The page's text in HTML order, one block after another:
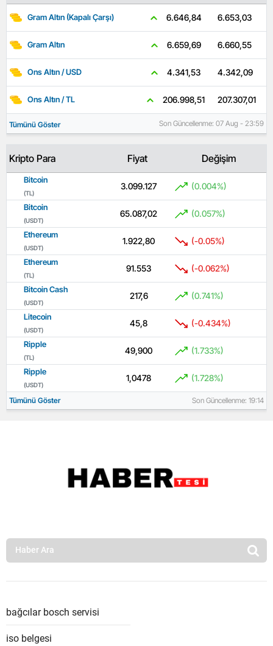
Gram Altın (Kapalı Çarşı) 6.646,84 6.653,03
Gram Altın 6.659,69 6.660,55
Ons Altın / USD 4.341,53 4.342,09
Ons Altın / TL 206.998,51 207.307,01
Tümünü Göster Son Güncellenme: 07 Aug - 23:59
Kripto Para Fiyat Değişim
Bitcoin
(TL)
3.099.127 (0.004%)
Bitcoin
(USDT)
65.087,02 (0.057%)
Ethereum
(USDT)
1.922,80 (-0.05%)
Ethereum
(TL)
91.553 (-0.062%)
Bitcoin Cash
(USDT)
217,6 (0.741%)
Litecoin
(USDT)
45,8 (-0.434%)
Ripple
(TL)
49,900 (1.733%)
Ripple
(USDT)
1,0478 (1.728%)
Tümünü Göster Son Güncellenme: 19:14
bağcılar bosch servisi
iso belgesi